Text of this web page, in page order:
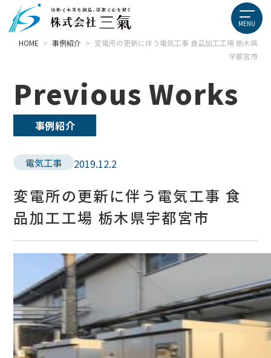
HOME > 事例紹介 > 変電所の更新に伴う電気工事 食品加工工場 栃木県
宇都宮市
Previous Works
事例紹介
電気工事 2019.12.2
変電所の更新に伴う電気工事 食
品加工工場 栃木県宇都宮市